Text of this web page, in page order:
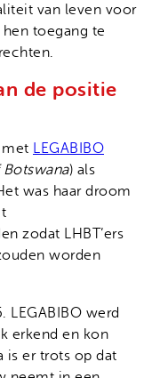
van leven voor
hen toegang te
de positie
met LEGABIBO
Botswana) als
was haar droom
zodat LHBT’ers
worden
LEGABIBO werd
erkend en kon
is er trots op dat